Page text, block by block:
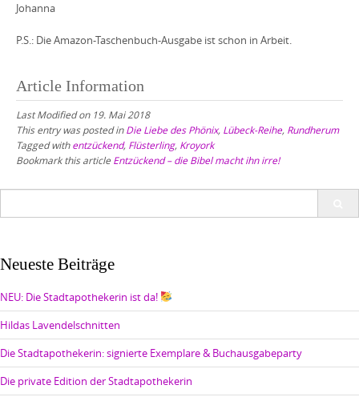
Johanna
P.S.: Die Amazon-Taschenbuch-Ausgabe ist schon in Arbeit.
Article Information
Last Modified on 19. Mai 2018
This entry was posted inDie Liebe des Phönix, Lübeck-Reihe, Rundherum
Tagged withentzückend, Flüsterling, Kroyork
Bookmark this article Entzückend – die Bibel macht ihn irre!
Neueste Beiträge
NEU: Die Stadtapothekerin ist da!
Hildas Lavendelschnitten
Die Stadtapothekerin: signierte Exemplare & Buchausgabeparty
Die private Edition der Stadtapothekerin